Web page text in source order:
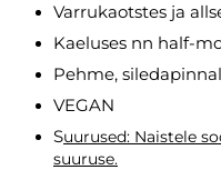
Varrukaotstes ja
Kaeluses nn half-
Pehme,
VEGAN
Suurused: Naistele
suuruse.